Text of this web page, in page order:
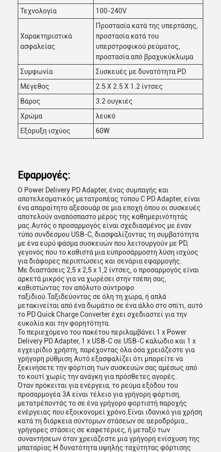
Τεχνολογία 100-240V
Χαρακτηριστικά
ασφαλείας
Προστασία κατά της υπερτάσης,
προστασία κατά του
υπερστροφικού ρεύματος,
προστασία από βραχυκύκλωμα
Συμφωνία
Συσκευές με δυνατότητα PD
Μέγεθος
2.5 X 2.5 X 1.2 ίντσες
Βάρος
3.2 ουγκιές
Χρώμα
λευκό
Εξόρυξη ισχύος
60W
Εφαρμογές:
Ο Power Delivery PD Adapter, ένας συμπαγής και
αποτελεσματικός μετατροπέας τύπου C PD Adapter, είναι
ένα απαραίτητο αξεσουάρ σε μια εποχή όπου οι συσκευές
αποτελούν αναπόσπαστο μέρος της καθημερινότητάς
μας.Αυτός ο προσαρμογός είναι σχεδιασμένος με έναν
τύπο συνδέσμου USB-C, διασφαλίζοντας τη συμβατότητα
με ένα ευρύ φάσμα συσκευών που λειτουργούν με PD,
γεγονός που το καθιστά μια ευπροσάρμοστη λύση ισχύος
για διάφορες περιπτώσεις και σενάρια εφαρμογής.
Με διαστάσεις 2,5 x 2,5 x 1,2 ίντσες, ο προσαρμογός είναι
αρκετά μικρός για να χωρέσει στην τσέπη σας,
καθιστώντας τον απόλυτο σύντροφο
ταξιδιού.Ταξιδεύοντας σε όλη τη χώρα, ή απλά
μετακινείται από ένα δωμάτιο σε ένα άλλο στο σπίτι, αυτό
το PD Quick Charge Converter έχει σχεδιαστεί για την
ευκολία και την φορητότητα.
Το περιεχόμενο του πακέτου περιλαμβάνει 1 x Power
Delivery PD Adapter, 1 x USB-C σε USB-C καλώδιο και 1 x
εγχειρίδιο χρήστη, παρέχοντας όλα όσα χρειάζεστε για
γρήγορη ρύθμιση.Αυτό εξασφαλίζει ότι μπορείτε να
ξεκινήσετε την φόρτιση των συσκευών σας αμέσως από
το κουτί χωρίς την ανάγκη για πρόσθετες αγορές.
Όταν πρόκειται για ενέργεια, το ρεύμα εξόδου του
προσαρμογέα 3A είναι τέλειο για γρήγορη φόρτιση,
μετατρέποντάς το σε ένα γρήγορο φορτιστή παροχής
ενέργειας που εξοικονομεί χρόνο.Είναι ιδανικό για χρήση
κατά τη διάρκεια σύντομων στάσεων σε αεροδρόμια.,
γρήγορες στάσεις σε καφετέριες, ή μεταξύ των
συναντήσεων όταν χρειάζεστε μια γρήγορη ενίσχυση της
μπαταρίας.Η δυνατότητα υψηλής ταχύτητας φόρτισης